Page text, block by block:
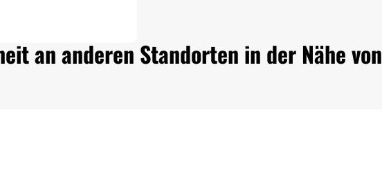
an anderen Standorten in der Nähe von